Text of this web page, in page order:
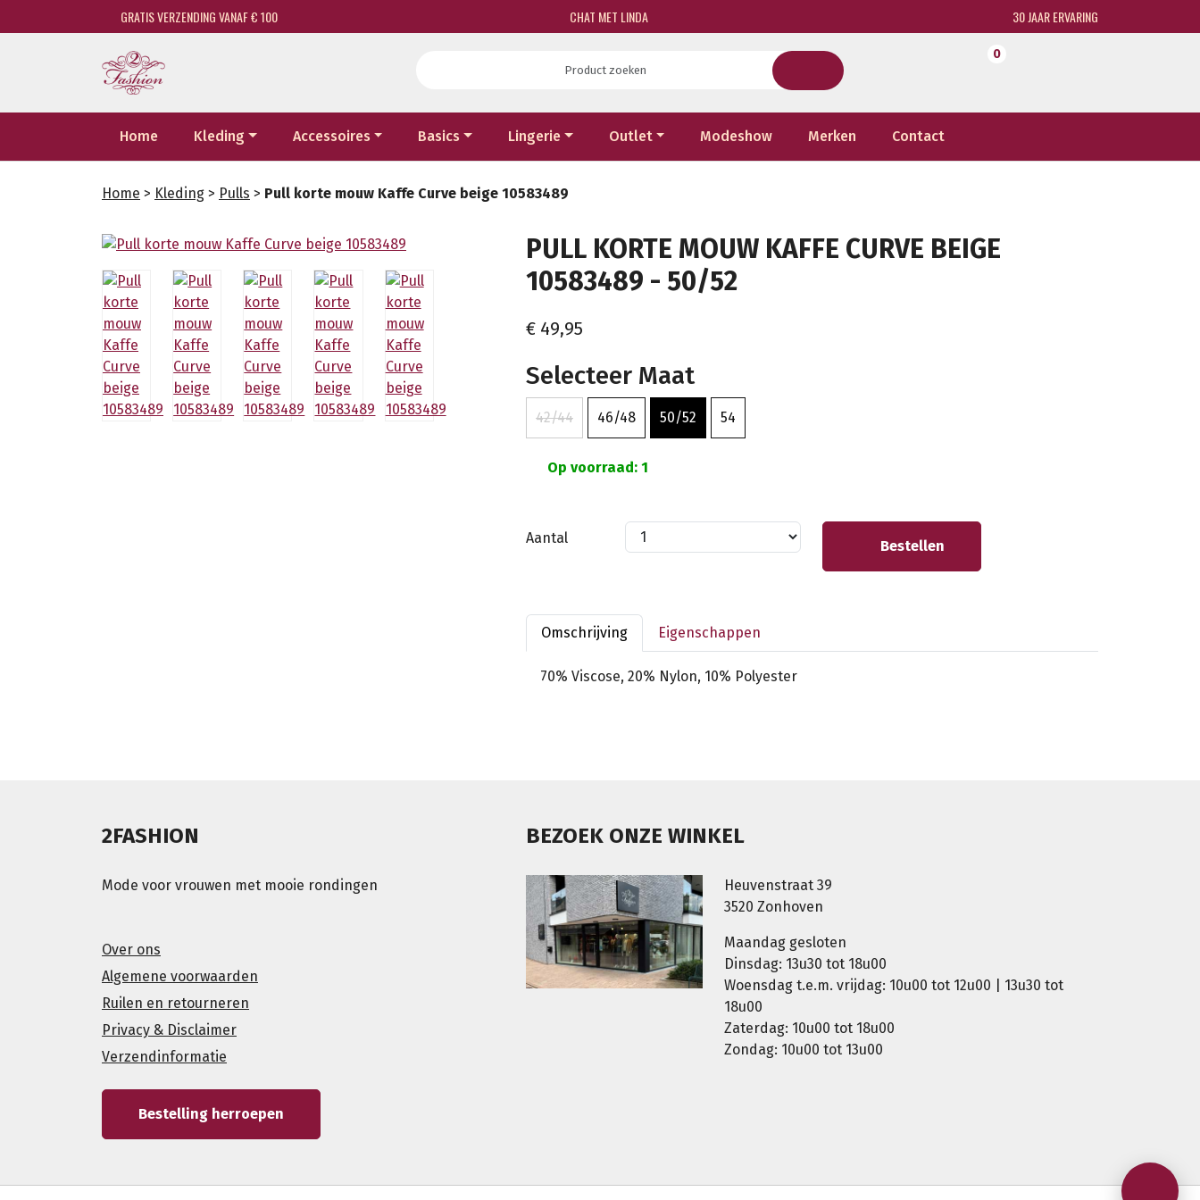
GRATIS VERZENDING VANAF € 100 CHAT MET LINDA 30 JAAR ERVARING
0
Home Kleding Accessoires Basics Lingerie Outlet Modeshow Merken Contact
Home > Kleding > Pulls > Pull korte mouw Kaffe Curve beige 10583489
PULL KORTE MOUW KAFFE CURVE BEIGE
10583489 - 50/52
€ 49,95
Selecteer Maat
42/44 46/48 50/52 54
Op voorraad: 1
Aantal Bestellen
Omschrijving Eigenschappen
70% Viscose, 20% Nylon, 10% Polyester
2FASHION
Mode voor vrouwen met mooie rondingen
Over ons
Algemene voorwaarden
Ruilen en retourneren
Privacy & Disclaimer
Verzendinformatie
Bestelling herroepen
BEZOEK ONZE WINKEL
Heuvenstraat 39
3520 Zonhoven
Maandag gesloten
Dinsdag: 13u30 tot 18u00
Woensdag t.e.m. vrijdag: 10u00 tot 12u00 | 13u30 tot
18u00
Zaterdag: 10u00 tot 18u00
Zondag: 10u00 tot 13u00